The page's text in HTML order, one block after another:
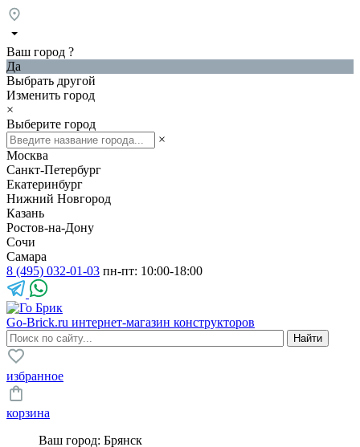
Ваш город ?
Да
Выбрать другой
Изменить город
×
Выберите город
×
Москва
Санкт-Петербург
Екатеринбург
Нижний Новгород
Казань
Ростов-на-Дону
Сочи
Самара
8 (495) 032-01-03 пн-пт: 10:00-18:00
Go-Brick.ru интернет-магазин конструкторов
избранное
корзина
Ваш город: Брянск